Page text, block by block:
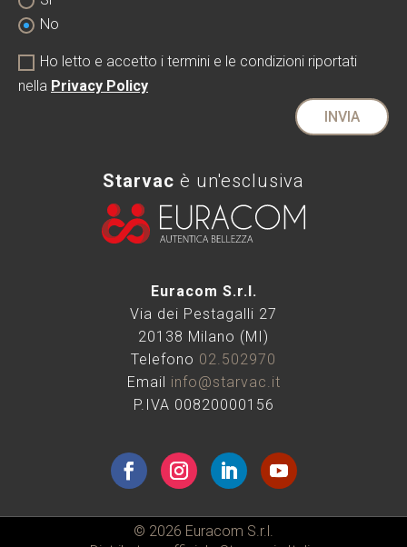
No
Ho letto e accetto i termini e le condizioni riportati
nella Privacy Policy
INVIA
Starvac è un'esclusiva
Euracom S.r.l.
Via dei Pestagalli 27
20138 Milano (MI)
Telefono 02.502970
Email info@starvac.it
P.IVA 00820000156
© 2026 Euracom S.r.l.